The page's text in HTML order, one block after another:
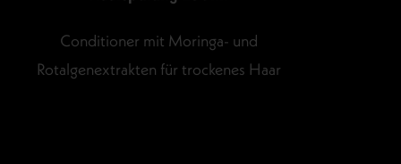
Conditioner mit Moringa- und
Rotalgenextrakten für trockenes Haar